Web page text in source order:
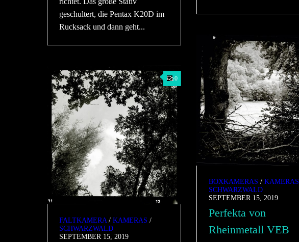
geschultert, die Pentax K20D im
Rucksack und dann geht...
BOXKAMERAS /KAMERAS
SCHWARZWALD
SEPTEMBER 15, 2019
Perfekta von
Rheinmetall VEB
0
FALTKAMERA/ KAMERAS /
SCHWARZWALD
SEPTEMBER 15, 2019